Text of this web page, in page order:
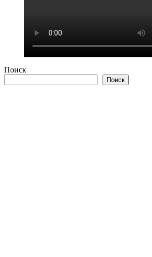
Поиск
Поиск